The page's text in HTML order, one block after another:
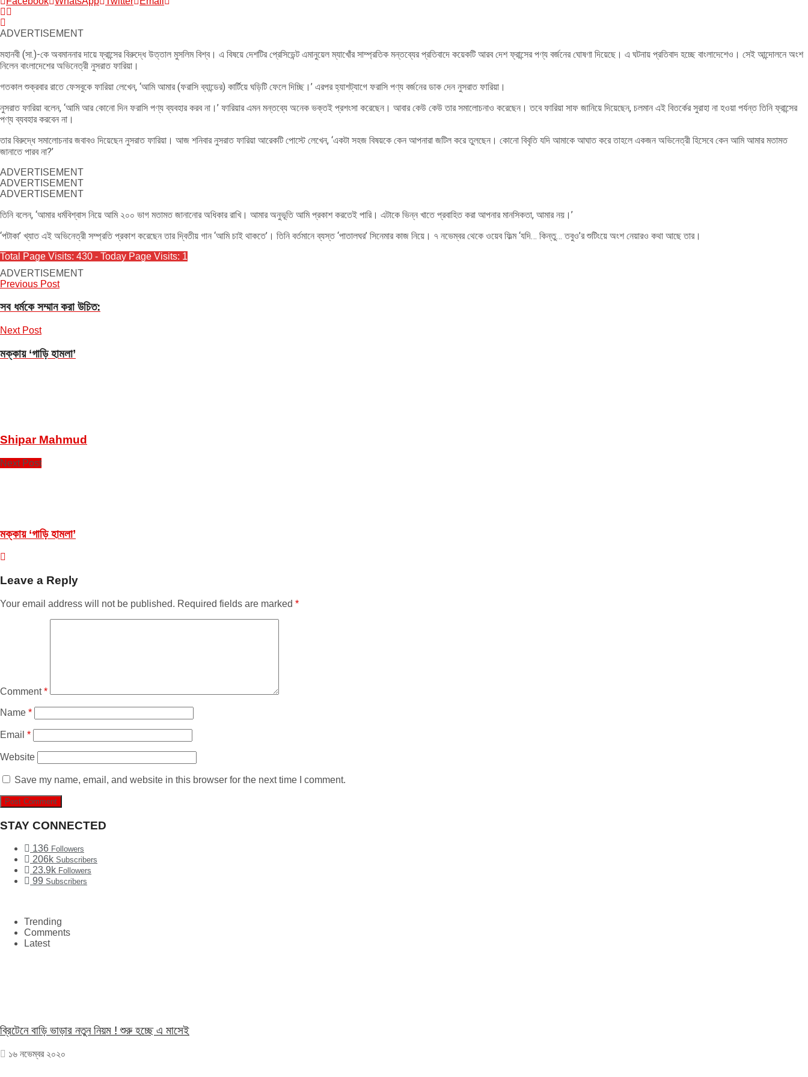
ADVERTISEMENT
মহানবী (সা.)-কে অবমাননার দায়ে ফ্রান্সের বিরুদ্ধে উত্তাল মুসলিম বিশ্ব। এ বিষয়ে দেশটির প্রেসিডেন্ট এমানুয়েল ম্যাখোঁর সাম্প্রতিক মন্তব্যের প্রতিবাদে কয়েকটি আরব দেশ ফ্রান্সের পণ্য বর্জনের ঘোষণা দিয়েছে। এ ঘটনায় প্রতিবাদ হচ্ছে বাংলাদেশেও। সেই আন্দোলনে অংশ
নিলেন বাংলাদেশের অভিনেত্রী নুসরাত ফারিয়া।
গতকাল শুক্রবার রাতে ফেসবুকে ফারিয়া লেখেন, ‘আমি আমার (ফরাসি ব্যান্ডের) কার্টিয়ে ঘড়িটি ফেলে দিচ্ছি।’ এরপর হ্যাশট্যাগে ফরাসি পণ্য বর্জনের ডাক দেন নুসরাত ফারিয়া।
নুসরাত ফারিয়া বলেন, ‘আমি আর কোনো দিন ফরাসি পণ্য ব্যবহার করব না।’ ফারিয়ার এমন মন্তব্যে অনেক ভক্তই প্রশংসা করেছেন। আবার কেউ কেউ তার সমালোচনাও করেছেন। তবে ফারিয়া সাফ জানিয়ে দিয়েছেন, চলমান এই বিতর্কের সুরাহা না হওয়া পর্যন্ত তিনি ফ্রান্সের
পণ্য ব্যবহার করবেন না।
তার বিরুদ্ধে সমালোচনার জবাবও দিয়েছেন নুসরাত ফারিয়া। আজ শনিবার নুসরাত ফারিয়া আরেকটি পোস্টে লেখেন, ‘একটা সহজ বিষয়কে কেন আপনারা জটিল করে তুলছেন। কোনো বিবৃতি যদি আমাকে আঘাত করে তাহলে একজন অভিনেত্রী হিসেবে কেন আমি আমার মতামত
জানাতে পারব না?’
ADVERTISEMENT
ADVERTISEMENT
ADVERTISEMENT
তিনি বলেন, ‘আমার ধর্মবিশ্বাস নিয়ে আমি ২০০ ভাগ মতামত জানানোর অধিকার রাখি। আমার অনুভূতি আমি প্রকাশ করতেই পারি। এটাকে ভিন্ন খাতে প্রবাহিত করা আপনার মানসিকতা, আমার নয়।’
‘পটাকা’ খ্যাত এই অভিনেত্রী সম্প্রতি প্রকাশ করেছেন তার দ্বিতীয় গান ‘আমি চাই থাকতে’। তিনি বর্তমানে ব্যস্ত ‘পাতালঘর’ সিনেমার কাজ নিয়ে। ৭ নভেম্বর থেকে ওয়েব ফিল্ম ‘যদি… কিন্তু… তবুও’র শুটিংয়ে অংশ নেয়ারও কথা আছে তার।
Total Page Visits: 430 - Today Page Visits: 1
ADVERTISEMENT
Previous Post
সব ধর্মকে সম্মান করা উচিত:
Next Post
মক্কায় ‘গাড়ি হামলা’
Shipar Mahmud
Next Post
মক্কায় ‘গাড়ি হামলা’
Leave a Reply
Your email address will not be published. Required fields are marked *
Comment*
Name *
Email *
Website
Save my name, email, and website in this browser for the next time I comment.
STAY CONNECTED
136 Followers
206k Subscribers
23.9k Followers
99 Subscribers
Trending
Comments
Latest
ব্রিটেনে বাড়ি ভাড়ার নতুন নিয়ম ! শুরু হচ্ছে এ মাসেই
১৬ নভেম্বর ২০২০